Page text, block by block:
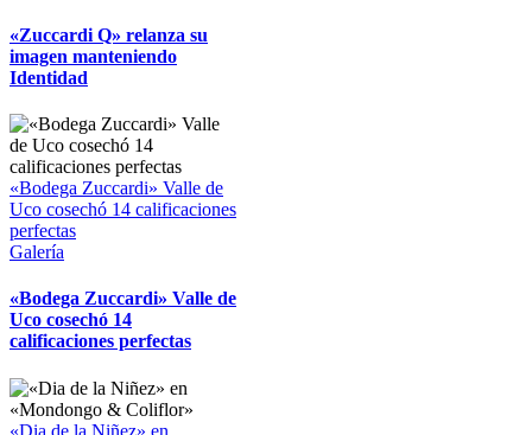
«Zuccardi Q» relanza su
imagen manteniendo
Identidad
«Bodega Zuccardi» Valle de
Uco cosechó 14 calificaciones
perfectas
Galería
«Bodega Zuccardi» Valle de
Uco cosechó 14
calificaciones perfectas
«Dia de la Niñez» en